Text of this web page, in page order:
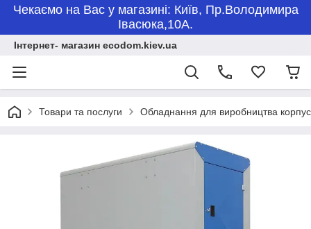
Чекаємо на Вас у магазині: Київ, Пр.Володимира
Івасюка,10А.
Інтернет- магазин ecodom.kiev.ua
Товари та послуги Обладнання для виробництва